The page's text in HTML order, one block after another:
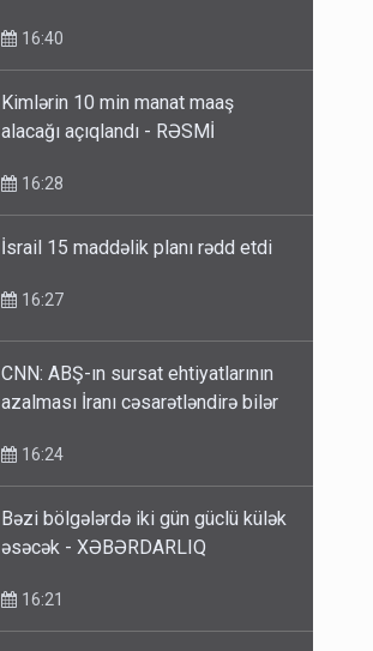
16:40
Kimlərin 10 min manat maaş
alacağı açıqlandı - RƏSMİ
16:28
İsrail 15 maddəlik planı rədd etdi
16:27
CNN: ABŞ-ın sursat ehtiyatlarının
azalması İranı cəsarətləndirə bilər
16:24
Bəzi bölgələrdə iki gün güclü külək
əsəcək - XƏBƏRDARLIQ
16:21